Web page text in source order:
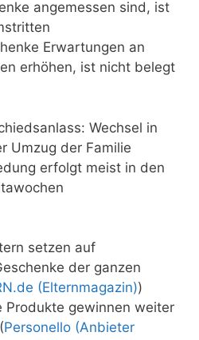
angemessen sind, ist
Erwartungen an
erhöhen, ist nicht belegt
Wechsel in
Umzug der Familie
erfolgt meist in den
setzen auf
der ganzen
(Elternmagazin))
Produkte gewinnen weiter
Personello (Anbieter